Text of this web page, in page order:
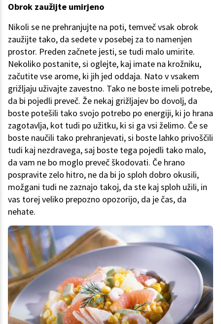
Obrok zaužijte umirjeno
Nikoli se ne prehranjujte na poti, temveč vsak obrok
zaužijte tako, da sedete v posebej za to namenjen
prostor. Preden začnete jesti, se tudi malo umirite.
Nekoliko postanite, si oglejte, kaj imate na krožniku,
začutite vse arome, ki jih jed oddaja. Nato v vsakem
grižljaju uživajte zavestno. Tako ne boste imeli potrebe,
da bi pojedli preveč. Že nekaj grižljajev bo dovolj, da
boste potešili tako svojo potrebo po energiji, ki jo hrana
zagotavlja, kot tudi po užitku, ki si ga vsi želimo. Če se
boste naučili tako prehranjevati, si boste lahko privoščili
tudi kaj nezdravega, saj boste tega pojedli tako malo,
da vam ne bo moglo preveč škodovati. Če hrano
pospravite zelo hitro, ne da bi jo sploh dobro okusili,
možgani tudi ne zaznajo takoj, da ste kaj sploh užili, in
vas torej veliko prepozno opozorijo, da je čas, da
nehate.